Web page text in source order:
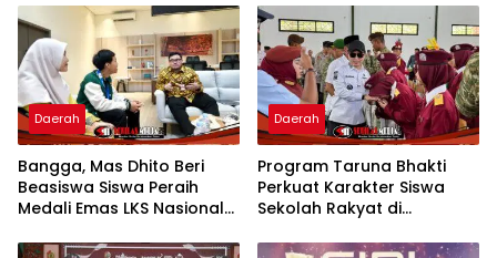
Petani
Menabung Nasabah
Daerah
Bangga, Mas Dhito Beri
Beasiswa Siswa Peraih
Medali Emas LKS Nasional
Daerah
Program Taruna Bhakti
Perkuat Karakter Siswa
Sekolah Rakyat di